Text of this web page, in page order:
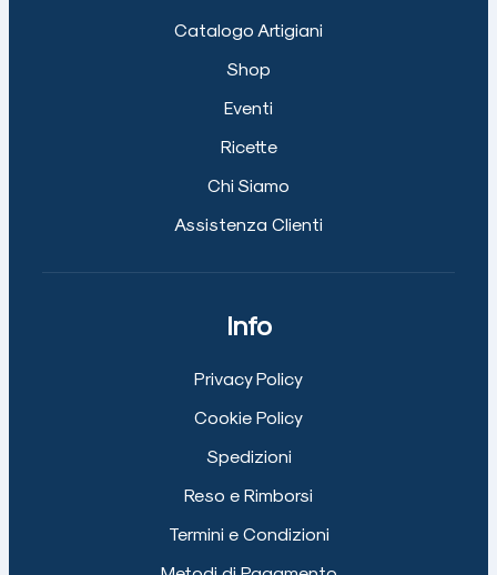
Catalogo Artigiani
Shop
Eventi
Ricette
Chi Siamo
Assistenza Clienti
Info
Privacy Policy
Cookie Policy
Spedizioni
Reso e Rimborsi
Termini e Condizioni